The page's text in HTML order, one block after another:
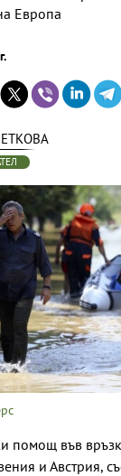
Европа
помощ във
и Австрия,